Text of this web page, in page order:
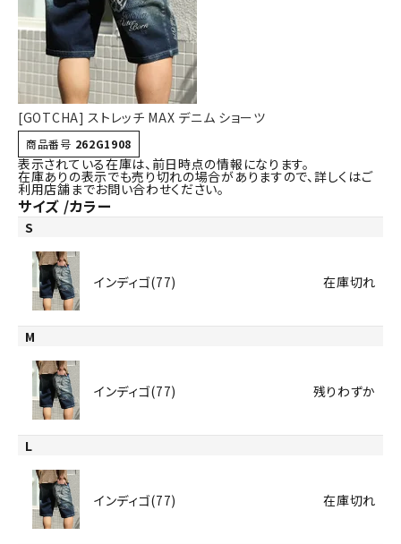
詳しい条件から探す
[GOTCHA] ストレッチ MAX デニム ショーツ
商品番号 262G1908
表示されている在庫は、前日時点の情報になります。
在庫ありの表示でも売り切れの場合がありますので、詳しくはご
利用店舗までお問い合わせください。
サイズ カラー
S
インディゴ(77) 在庫切れ
M
インディゴ(77) 残りわずか
L
インディゴ(77) 在庫切れ